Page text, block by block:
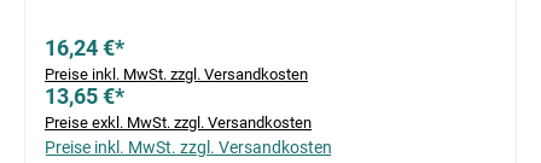
16,24 €*
Preise inkl. MwSt. zzgl. Versandkosten
13,65 €*
Preise exkl. MwSt. zzgl. Versandkosten
Preise inkl. MwSt. zzgl. Versandkosten